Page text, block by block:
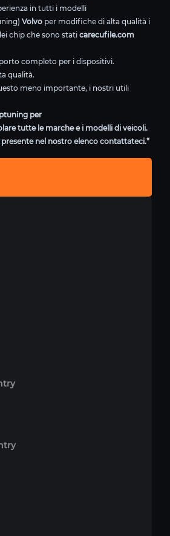
in tutti i modelli
Volvo per modifiche di alta qualità i
chip che sono stati carecufile.com
completo per i dispositivi.
qualità.
meno importante, i nostri utili
per
tutte le marche e i modelli di veicoli.
nel nostro elenco contattateci.”